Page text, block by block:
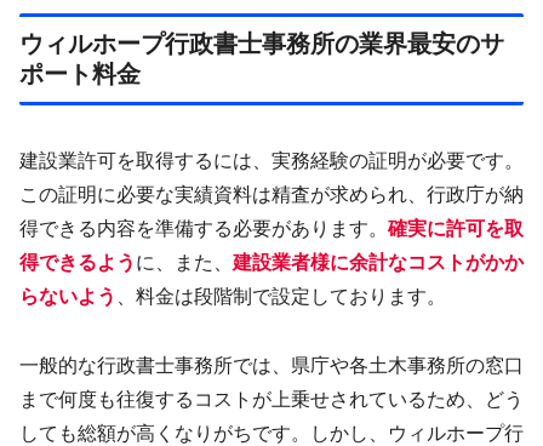
ウィルホープ行政書士事務所の業界最安のサ
ポート料金
建設業許可を取得するには、実務経験の証明が必要です。
この証明に必要な実績資料は精査が求められ、行政庁が納
得できる内容を準備する必要があります。 確実に許可を取
得できるよう に、また、 建設業者様に余計なコストがかか
らないよう 、料金は段階制で設定しております。
一般的な行政書士事務所では、県庁や各土木事務所の窓口
まで何度も往復するコストが上乗せされているため、どう
しても総額が高くなりがちです。しかし、ウィルホープ行